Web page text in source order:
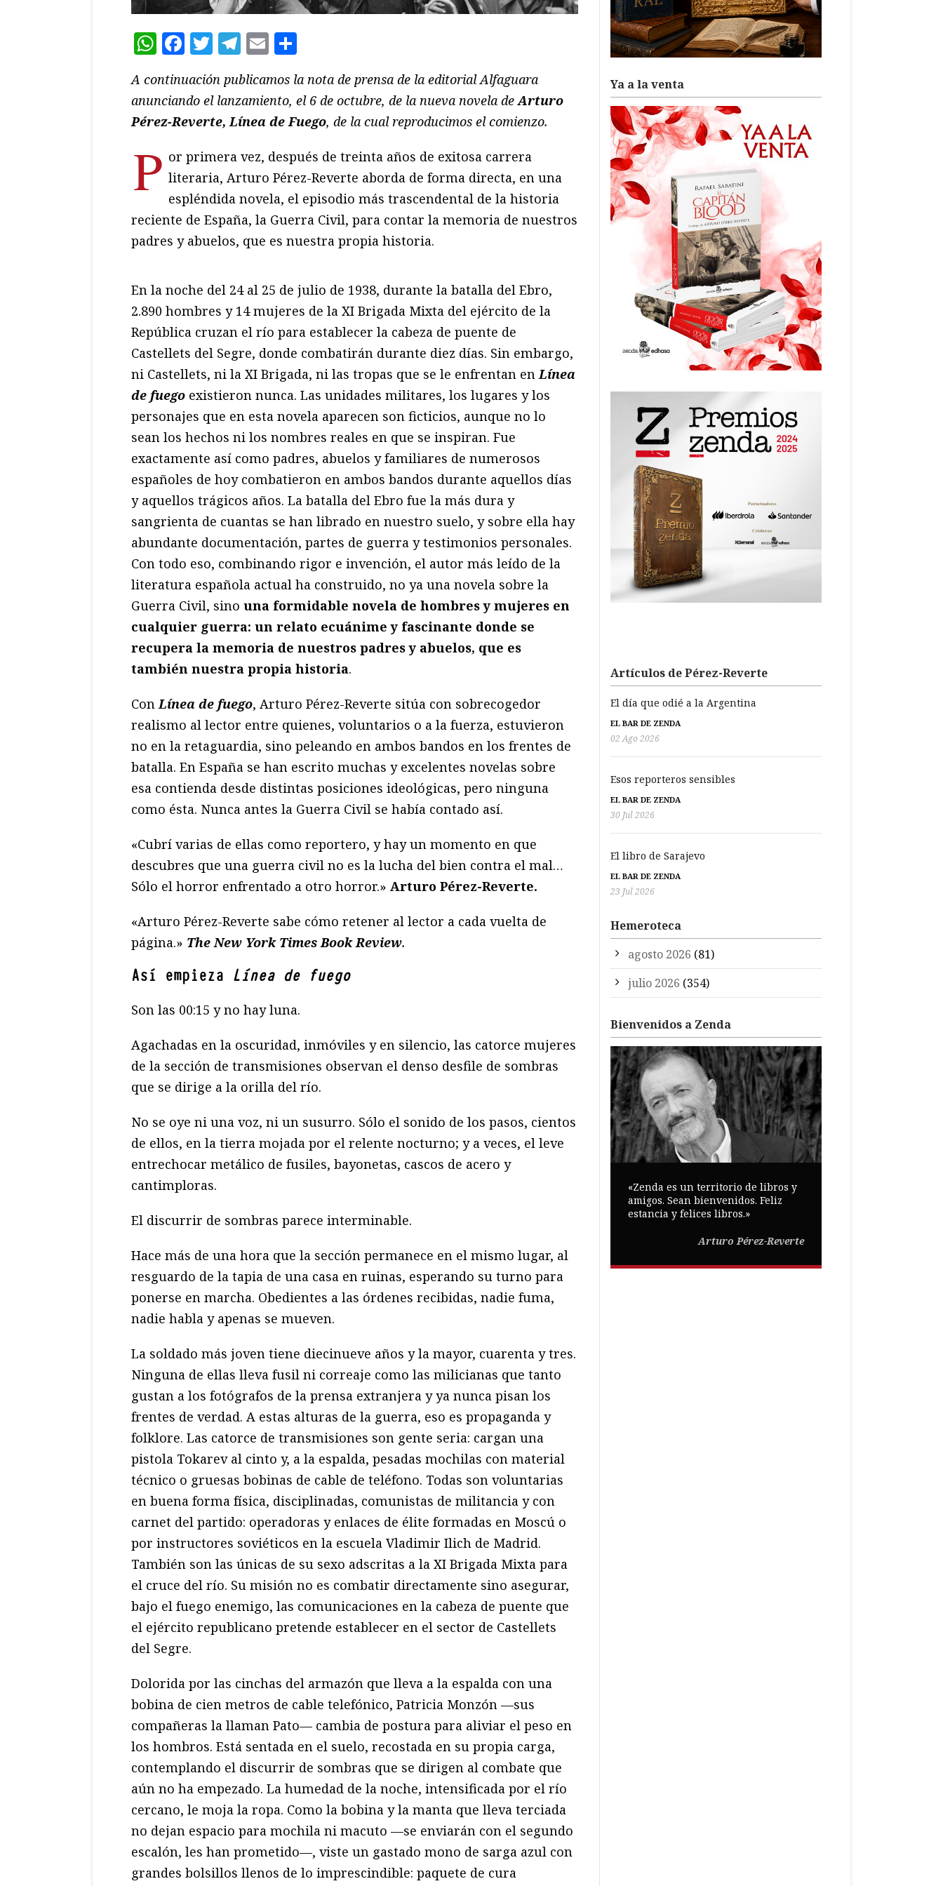
WhatsApp
Facebook
Twitter
Telegram
Email
A continuación publicamos la nota de prensa de la editorial Alfaguara
anunciando el lanzamiento, el 6 de octubre, de la nueva novela deArturo
Pérez-Reverte, Línea de Fuego, de la cual reproducimos el comienzo.
P or primera vez, después de treinta años de exitosa carrera
literaria, Arturo Pérez-Reverte aborda de forma directa, en una
espléndida novela, el episodio más trascendental de la historia
reciente de España, la Guerra Civil, para contar la memoria de nuestros
padres y abuelos, que es nuestra propia historia.
En la noche del 24 al 25 de julio de 1938, durante la batalla del Ebro,
2.890 hombres y 14 mujeres de la XI Brigada Mixta del ejército de la
República cruzan el río para establecer la cabeza de puente de
Castellets del Segre, donde combatirán durante diez días. Sin embargo,
ni Castellets, ni la XI Brigada, ni las tropas que se le enfrentan enLínea
de fuego existieron nunca. Las unidades militares, los lugares y los
personajes que en esta novela aparecen son ficticios, aunque no lo
sean los hechos ni los nombres reales en que se inspiran. Fue
exactamente así como padres, abuelos y familiares de numerosos
españoles de hoy combatieron en ambos bandos durante aquellos días
y aquellos trágicos años. La batalla del Ebro fue la más dura y
sangrienta de cuantas se han librado en nuestro suelo, y sobre ella hay
abundante documentación, partes de guerra y testimonios personales.
Con todo eso, combinando rigor e invención, el autor más leído de la
literatura española actual ha construido, no ya una novela sobre la
Guerra Civil, sino una formidable novela de hombres y mujeres en
cualquier guerra: un relato ecuánime y fascinante donde se
recupera la memoria de nuestros padres y abuelos, que es
también nuestra propia historia.
ConLínea de fuego, Arturo Pérez-Reverte sitúa con sobrecogedor
realismo al lector entre quienes, voluntarios o a la fuerza, estuvieron
no en la retaguardia, sino peleando en ambos bandos en los frentes de
batalla. En España se han escrito muchas y excelentes novelas sobre
esa contienda desde distintas posiciones ideológicas, pero ninguna
como ésta. Nunca antes la Guerra Civil se había contado así.
«Cubrí varias de ellas como reportero, y hay un momento en que
descubres que una guerra civil no es la lucha del bien contra el mal…
Sólo el horror enfrentado a otro horror.» Arturo Pérez-Reverte.
«Arturo Pérez-Reverte sabe cómo retener al lector a cada vuelta de
página.» The New York Times Book Review.
Así empieza Línea de fuego
Son las 00:15 y no hay luna.
Agachadas en la oscuridad, inmóviles y en silencio, las catorce mujeres
de la sección de transmisiones observan el denso desfile de sombras
que se dirige a la orilla del río.
No se oye ni una voz, ni un susurro. Sólo el sonido de los pasos, cientos
de ellos, en la tierra mojada por el relente nocturno; y a veces, el leve
entrechocar metálico de fusiles, bayonetas, cascos de acero y
cantimploras.
El discurrir de sombras parece interminable.
Hace más de una hora que la sección permanece en el mismo lugar, al
resguardo de la tapia de una casa en ruinas, esperando su turno para
ponerse en marcha. Obedientes a las órdenes recibidas, nadie fuma,
nadie habla y apenas se mueven.
La soldado más joven tiene diecinueve años y la mayor, cuarenta y tres.
Ninguna de ellas lleva fusil ni correaje como las milicianas que tanto
gustan a los fotógrafos de la prensa extranjera y ya nunca pisan los
frentes de verdad. A estas alturas de la guerra, eso es propaganda y
folklore. Las catorce de transmisiones son gente seria: cargan una
pistola Tokarev al cinto y, a la espalda, pesadas mochilas con material
técnico o gruesas bobinas de cable de teléfono. Todas son voluntarias
en buena forma física, disciplinadas, comunistas de militancia y con
carnet del partido: operadoras y enlaces de élite formadas en Moscú o
por instructores soviéticos en la escuela Vladimir Ilich de Madrid.
También son las únicas de su sexo adscritas a la XI Brigada Mixta para
el cruce del río. Su misión no es combatir directamente sino asegurar,
bajo el fuego enemigo, las comunicaciones en la cabeza de puente que
el ejército republicano pretende establecer en el sector de Castellets
del Segre.
Dolorida por las cinchas del armazón que lleva a la espalda con una
bobina de cien metros de cable telefónico, Patricia Monzón —sus
compañeras la llaman Pato— cambia de postura para aliviar el peso en
los hombros. Está sentada en el suelo, recostada en su propia carga,
contemplando el discurrir de sombras que se dirigen al combate que
aún no ha empezado. La humedad de la noche, intensificada por el río
cercano, le moja la ropa. Como la bobina y la manta que lleva terciada
no dejan espacio para mochila ni macuto —se enviarán con el segundo
escalón, les han prometido—, viste un gastado mono de sarga azul con
grandes bolsillos llenos de lo imprescindible: paquete de cura
Ya a la venta
Artículos de Pérez-Reverte
El día que odié a la Argentina
EL BAR DE ZENDA
02 Ago 2026
Esos reporteros sensibles
EL BAR DE ZENDA
30 Jul 2026
El libro de Sarajevo
EL BAR DE ZENDA
23 Jul 2026
Hemeroteca
agosto 2026 (81)
julio 2026 (354)
Bienvenidos a Zenda
«Zenda es un territorio de libros y
amigos. Sean bienvenidos. Feliz
estancia y felices libros.»
Arturo Pérez-Reverte